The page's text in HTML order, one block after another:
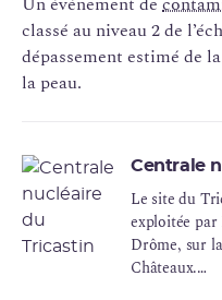
classé au niveau 2 de
dépassement estimé de
la peau.
Centrale
Le site du
exploitée par
Drôme, sur
Châteaux.